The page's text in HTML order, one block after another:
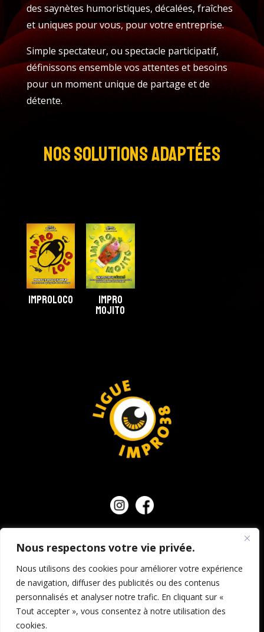
Nous respectons votre vie privée.
Nous utilisons des cookies pour améliorer votre expérience
de navigation, diffuser des publicités ou des contenus
personnalisés et analyser notre trafic. En cliquant sur «
Tout accepter », vous consentez à notre utilisation des
cookies.
des saynètes humoristiques, décalées, fraîches
et uniques pour vous, pour votre entreprise.
Simple spectateur, ou spectacle participatif,
définissons ensemble vos attentes et besoins
pour un moment unique de partage et de
détente.
Nos solutions adaptées
improloco
Impro
Mojito
NOUS CONTACTER
© Ligue d’impro 38, tous droits réservés.Mentions
légales et crédits–Politique de confidentialité–